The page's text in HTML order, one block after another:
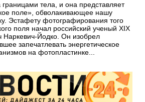
тела, и она представляет
поле», обволакивающее нашу
Эстафету фотографирования того
поля начал российский ученый XIX
Наркевич-Йодко. Он изобрел
запечатлевать энергетическое
на фотопластинке...